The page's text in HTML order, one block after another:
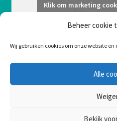
Beheer cookie
Wij gebruiken cookies om onze website
Alle
Bekijk
Opnieuw
Klik om marketing